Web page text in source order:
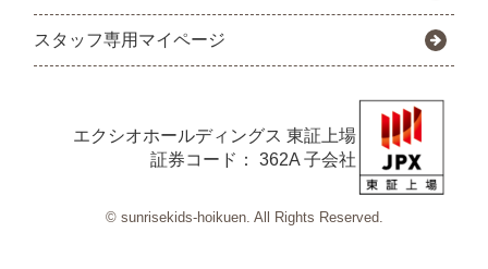
スタッフ専用マイページ
エクシオホールディングス 東証上場
証券コード： 362A 子会社
© sunrisekids-hoikuen. All Rights Reserved.